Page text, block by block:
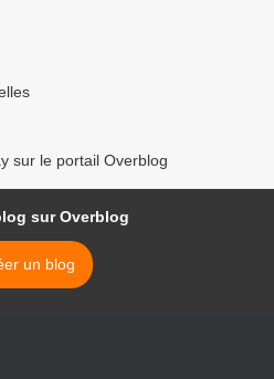
sur le portail Overblog
sur Overblog
un blog